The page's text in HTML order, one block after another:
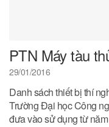
PTN Máy tàu
29/01/2016
Danh sách thiết bị thí
Trường Đại học Công
đưa vào sử dụng từ